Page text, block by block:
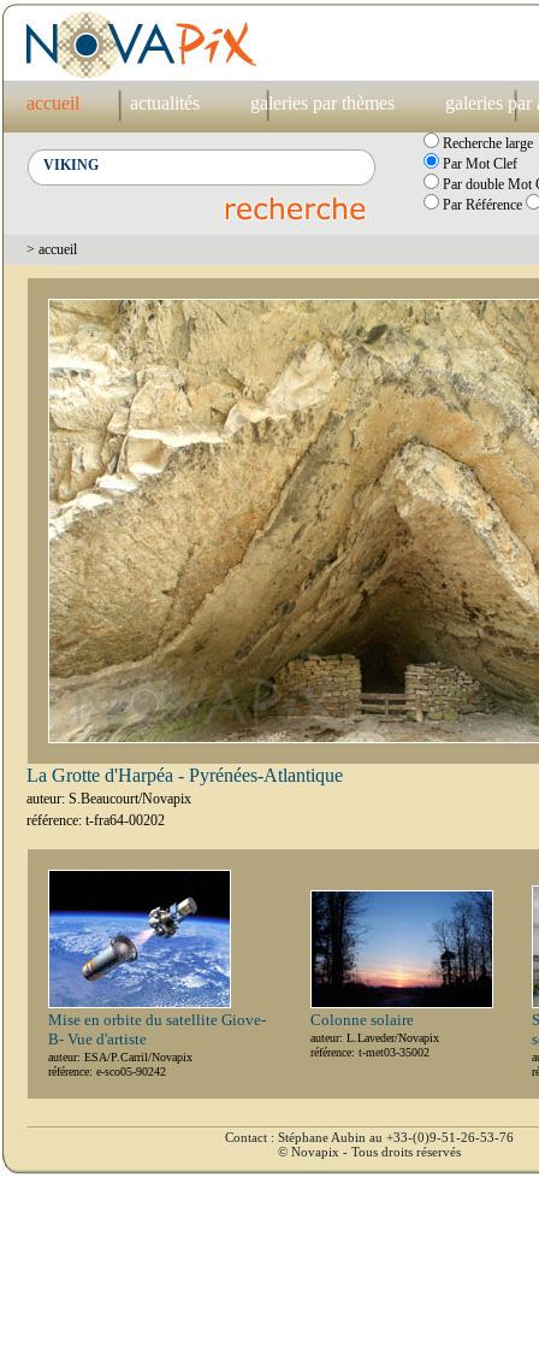
accueil actualités galeries par thèmes galeries par
Recherche large
Par Mot Clef
Par double Mot
Par Référence
> accueil
La Grotte d'Harpéa - Pyrénées-Atlantique
auteur: S.Beaucourt/Novapix
référence: t-fra64-00202
Mise en orbite du satellite Giove-
B- Vue d'artiste
auteur: ESA/P.Carril/Novapix
référence: e-sco05-90242
Colonne solaire
auteur: L.Laveder/Novapix
référence: t-met03-35002
Contact : Stéphane Aubin au +33-(0)9-51-26-53-76
© Novapix - Tous droits réservés